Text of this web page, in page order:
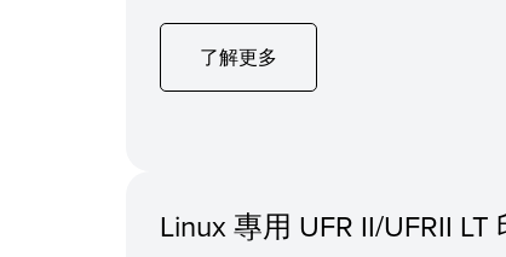
了解更多
Linux 專用 UFR II/UFRII